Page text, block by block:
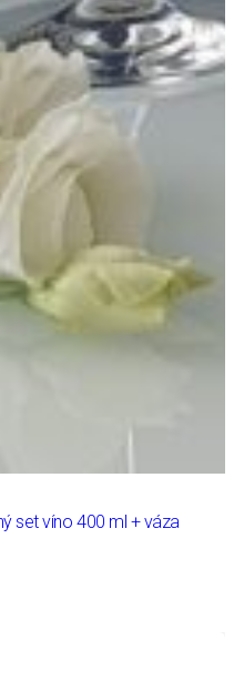
set víno 400 ml + váza